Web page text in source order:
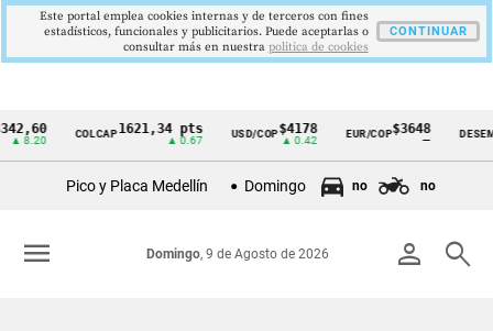
Cintillo
Colombia
COLCAP1621,34 pts USD/COP$4178
▲ 0.42
EUR/COP$3648
—
DESEMPLEO
Pico y Placa Medellín Domingo no no
person search
Domingo, 9 de Agosto de 2026
menu
Este portal emplea cookies internas y de terceros con fines
estadísticos, funcionales y publicitarios. Puede aceptarlas o
consultar más en nuestra politica de cookies
CONTINUAR